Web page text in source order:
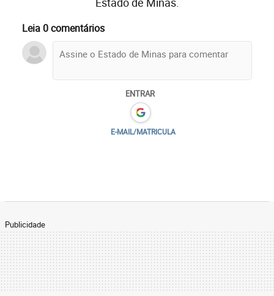
Leia 0 comentários
ENTRAR
E-MAIL/MATRICULA
Publicidade